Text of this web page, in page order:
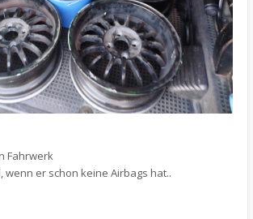
Fahrwerk
wenn er schon keine Airbags hat..